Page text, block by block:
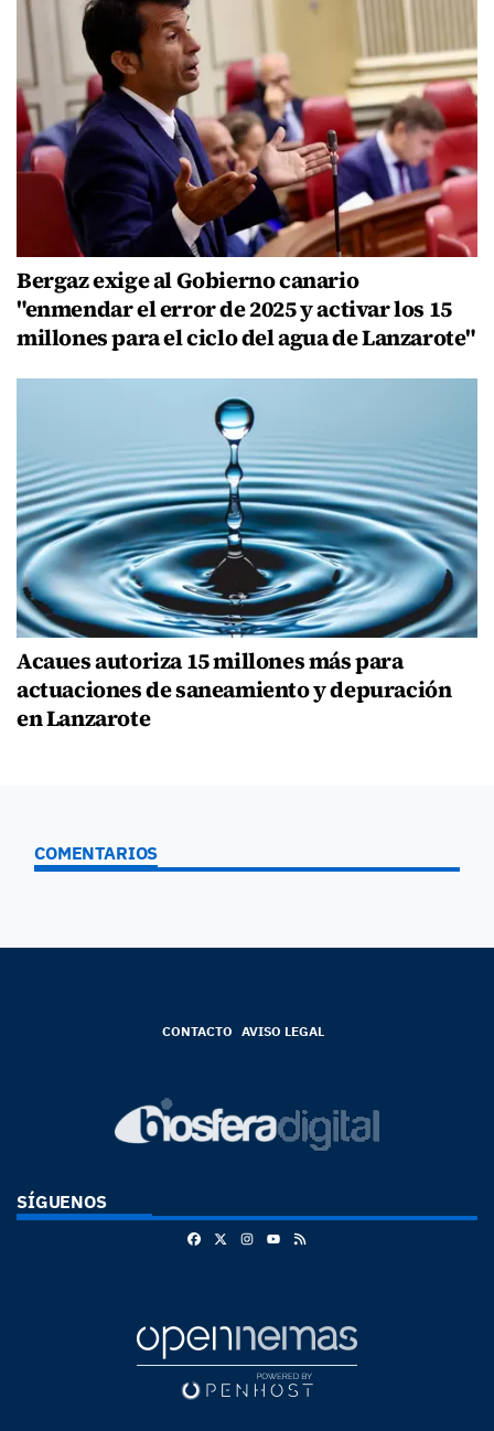
Bergaz exige al Gobierno canario
"enmendar el error de 2025 y activar los 15
millones para el ciclo del agua de Lanzarote"
Acaues autoriza 15 millones más para
actuaciones de saneamiento y depuración
en Lanzarote
COMENTARIOS
CONTACTO AVISO LEGAL
SÍGUENOS
FacebookInstagram